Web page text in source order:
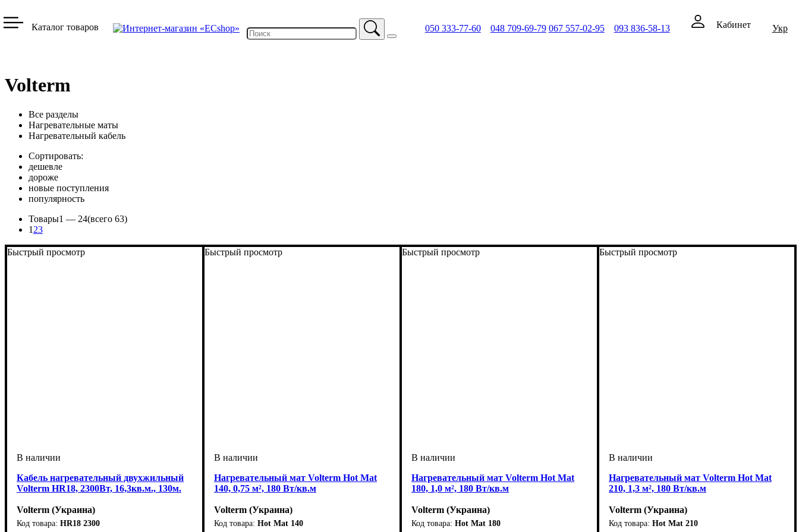
Volterm
Все разделы
Нагревательные маты
Нагревательный кабель
Сортировать:
дешевле
дороже
новые поступления
популярность
Товары1 — 24(всего 63)
1 23
Быстрый просмотр
Кабель нагревательный двухжильный
Volterm HR18, 2300Вт, 16,3кв.м., 130м.
Volterm (Украина)
HR18 2300
Быстрый просмотр
Нагревательный мат Volterm Hot Mat
140, 0,75 м², 180 Вт/кв.м
Volterm (Украина)
Hot Mat 140
Быстрый просмотр
Нагревательный мат Volterm Hot Mat
180, 1,0 м², 180 Вт/кв.м
Volterm (Украина)
Hot Mat 180
Быстрый просмотр
Нагревательный мат Volterm Hot Mat
210, 1,3 м², 180 Вт/кв.м
Volterm (Украина)
Hot Mat 210
Каталог товаров 050 333-77-60 048 709-69-79 067 557-02-95 093 836-58-13 Кабинет Укр